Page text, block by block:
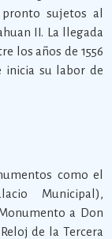
sujetos al
II. La llegada
los años de 1556
inicia su labor de
como el
Municipal),
a Don
de la Tercera